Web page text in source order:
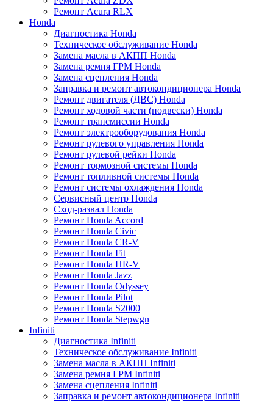
Ремонт Acura RLX
Honda
Диагностика Honda
Техническое обслуживание Honda
Замена масла в АКПП Honda
Замена ремня ГРМ Honda
Замена сцепления Honda
Заправка и ремонт автокондиционера Honda
Ремонт двигателя (ДВС) Honda
Ремонт ходовой части (подвески) Honda
Ремонт трансмиссии Honda
Ремонт электрооборудования Honda
Ремонт рулевого управления Honda
Ремонт рулевой рейки Honda
Ремонт тормозной системы Honda
Ремонт топливной системы Honda
Ремонт системы охлаждения Honda
Сервисный центр Honda
Сход-развал Honda
Ремонт Honda Accord
Ремонт Honda Civic
Ремонт Honda CR-V
Ремонт Honda Fit
Ремонт Honda HR-V
Ремонт Honda Jazz
Ремонт Honda Odyssey
Ремонт Honda Pilot
Ремонт Honda S2000
Ремонт Honda Stepwgn
Infiniti
Диагностика Infiniti
Техническое обслуживание Infiniti
Замена масла в АКПП Infiniti
Замена ремня ГРМ Infiniti
Замена сцепления Infiniti
Заправка и ремонт автокондиционера Infiniti